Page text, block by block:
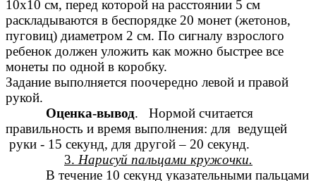
10x10 см, перед которой на расстоянии 5 см
раскладываются в беспорядке 20 монет (жетонов,
пуговиц) диаметром 2 см. По сигналу взрослого
ребенок должен уложить как можно быстрее все
монеты по одной в коробку.
Задание выполняется поочередно левой и правой
рукой.
Оценка-вывод. Нормой считается
правильность и время выполнения: для ведущей
руки - 15 секунд, для другой – 20 секунд.
3. Нарисуй пальцами кружочки.
В течение 10 секунд указательными пальцами